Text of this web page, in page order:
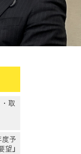
・取
度予
」